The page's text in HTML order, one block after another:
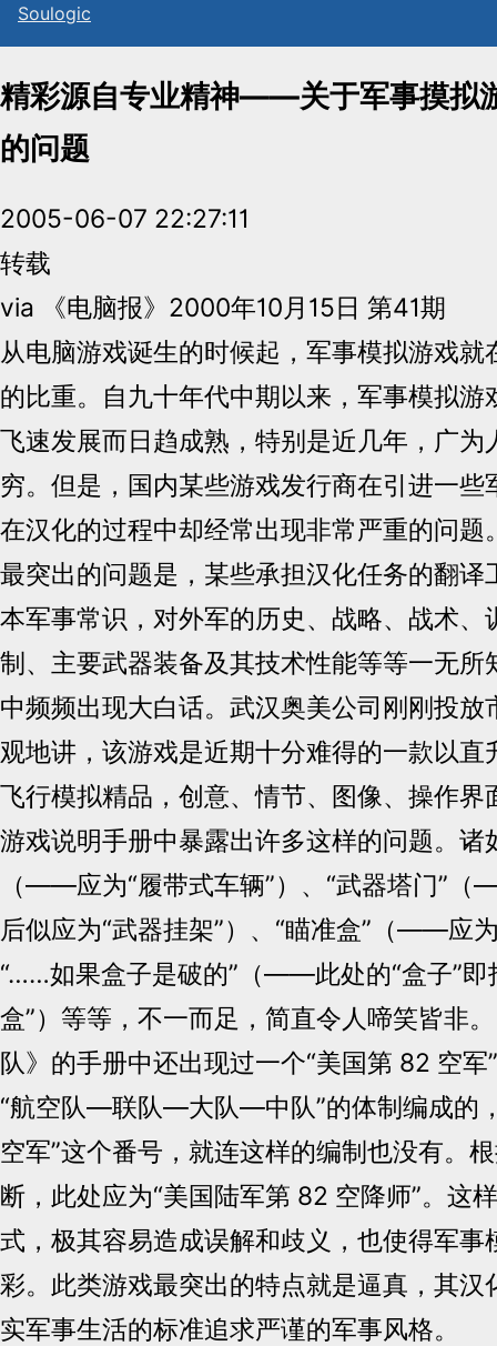
Soulogic
精彩源自专业精神——关于军事摸拟
的问题
2005-06-07 22:27:11
转载
via 《电脑报》2000年10月15日 第41期
从电脑游戏诞生的时候起，军事模拟游戏就
的比重。自九十年代中期以来，军事模拟游
飞速发展而日趋成熟，特别是近几年，广为
穷。但是，国内某些游戏发行商在引进一些
在汉化的过程中却经常出现非常严重的问题
最突出的问题是，某些承担汉化任务的翻译
本军事常识，对外军的历史、战略、战术、
制、主要武器装备及其技术性能等等一无所
中频频出现大白话。武汉奥美公司刚刚投放
观地讲，该游戏是近期十分难得的一款以直
飞行模拟精品，创意、情节、图像、操作界
游戏说明手册中暴露出许多这样的问题。诸
（——应为“履带式车辆”）、“武器塔门”
后似应为“武器挂架”）、“瞄准盒”（——应
“……如果盒子是破的”（——此处的“盒子”即
盒”）等等，不一而足，简直令人啼笑皆非
队》的手册中还出现过一个“美国第 82 空军
“航空队—联队—大队—中队”的体制编成的
空军”这个番号，就连这样的编制也没有。
断，此处应为“美国陆军第 82 空降师”。这
式，极其容易造成误解和歧义，也使得军事
彩。此类游戏最突出的特点就是逼真，其汉
实军事生活的标准追求严谨的军事风格。